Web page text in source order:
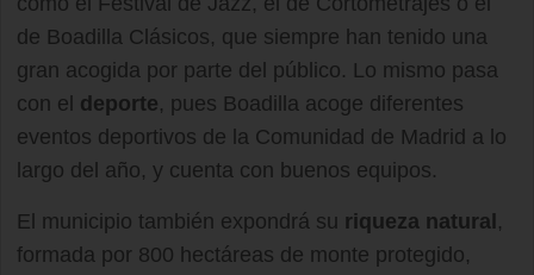
de Boadilla Clásicos, que siempre han tenido una
gran acogida por parte del público. Lo mismo pasa
con el deporte, pues Boadilla acoge diferentes
eventos deportivos de la Comunidad de Madrid a lo
largo del año, y cuenta con buenos equipos.
El municipio también expondrá su riqueza natural ,
formada por 800 hectáreas de monte protegido,